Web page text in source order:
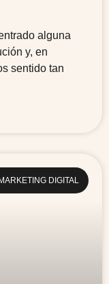
alguna
y, en
sentido tan
MARKETING DIGITAL